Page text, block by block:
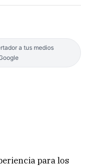
a tus medios
para los